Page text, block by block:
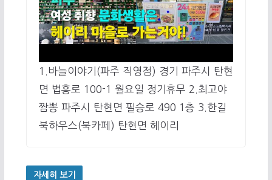
1.바늘이야기(파주 직영점) 경기 파주시 탄현
면 법흥로 100-1 월요일 정기휴무 2.최고야
짬뽕 파주시 탄현면 필승로 490 1층 3.한길
북하우스(북카페) 탄현면 헤이리
자세히 보기